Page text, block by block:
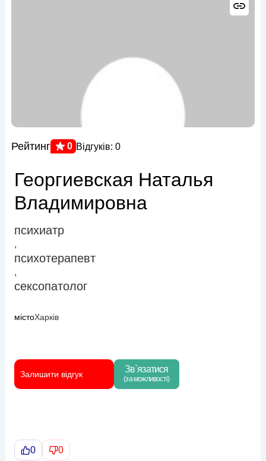
Рейтинг 0 Відгуків: 0
Георгиевская Наталья
Владимировна
психиатр
,
психотерапевт
,
сексопатолог
містоХарків
Залишити відгук Зв`язатися
(за можливості)
0 0